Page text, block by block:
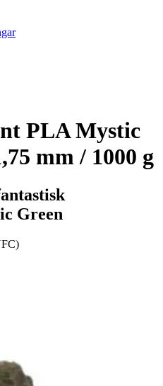
PLA Mystic
mm / 1000 g
Green